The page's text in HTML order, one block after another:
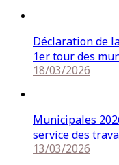
Déclaration de
1er tour des
18/03/2026
Municipales
service des
13/03/2026